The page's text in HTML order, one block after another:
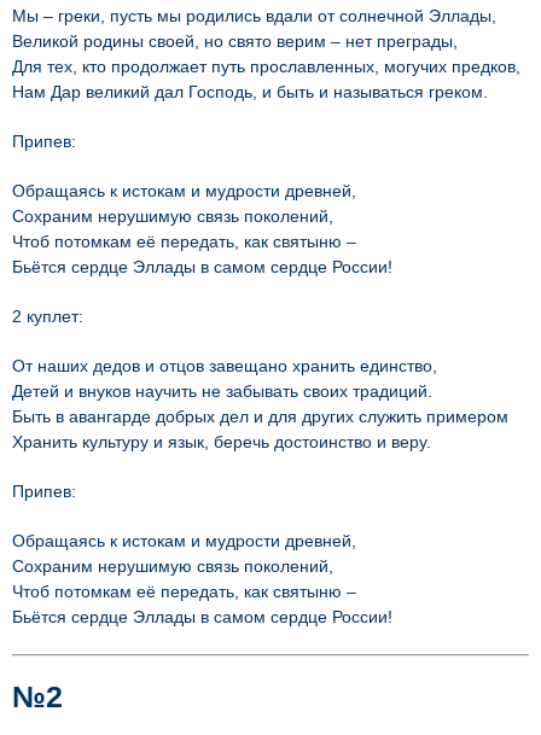
Мы – греки, пусть мы родились вдали от солнечной Эллады,
Великой родины своей, но свято верим – нет преграды,
Для тех, кто продолжает путь прославленных, могучих предков,
Нам Дар великий дал Господь, и быть и называться греком.
Припев:
Обращаясь к истокам и мудрости древней,
Сохраним нерушимую связь поколений,
Чтоб потомкам её передать, как святыню –
Бьётся сердце Эллады в самом сердце России!
2 куплет:
От наших дедов и отцов завещано хранить единство,
Детей и внуков научить не забывать своих традиций.
Быть в авангарде добрых дел и для других служить примером
Хранить культуру и язык, беречь достоинство и веру.
Припев:
Обращаясь к истокам и мудрости древней,
Сохраним нерушимую связь поколений,
Чтоб потомкам её передать, как святыню –
Бьётся сердце Эллады в самом сердце России!
№2